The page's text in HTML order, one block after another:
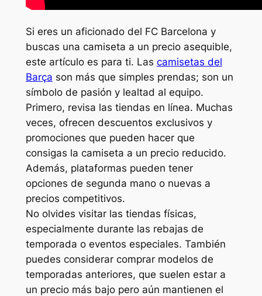
Si eres un aficionado del FC Barcelona y
buscas una camiseta a un precio asequible,
este artículo es para ti. Las camisetas del
Barça son más que simples prendas; son un
símbolo de pasión y lealtad al equipo.
Primero, revisa las tiendas en línea. Muchas
veces, ofrecen descuentos exclusivos y
promociones que pueden hacer que
consigas la camiseta a un precio reducido.
Además, plataformas pueden tener
opciones de segunda mano o nuevas a
precios competitivos.
No olvides visitar las tiendas físicas,
especialmente durante las rebajas de
temporada o eventos especiales. También
puedes considerar comprar modelos de
temporadas anteriores, que suelen estar a
un precio más bajo pero aún mantienen el